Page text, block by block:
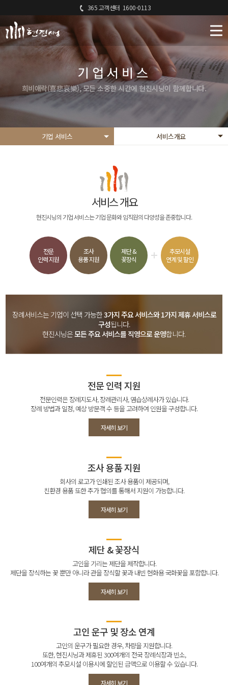
365 고객센터 1600-0113
기업서비스
희비애락(喜悲哀樂), 모든 소중한 시간에 현진시닝이 함께합니다.
기업 서비스 서비스개요
서비스 개요
현진시닝의 기업 서비스는 기업 문화와 임직원의 다양성을 존중합니다.
전문
인력 지원
조사
용품 지원
제단 &
꽃장식
추모시설
연계 및 할인
장례서비스는 기업이 선택 가능한3가지 주요 서비스와 1가지 제휴 서비스로
구성됩니다.
현진시닝은모든 주요 서비스를 직영으로 운영합니다.
전문 인력 지원
전문인력은 장례지도사, 장례관리사, 염습상례사가 있습니다.
장례 방법과 일정, 예상 방문객 수 등을 고려하여 인원을 구성합니다.
자세히 보기
조사 용품 지원
회사의 로고가 인쇄된 조사 용품이 제공되며,
친환경 용품 또한 추가 협의를 통해서 지원이 가능합니다.
자세히 보기
제단 & 꽃장식
고인을 기리는 제단을 제작합니다.
제단을 장식하는 꽃 뿐만 아니라 관을 장식할 꽃과 내빈 헌화용 국화꽃을 포함합니다.
자세히 보기
고인 운구 및 장소 연계
고인의 운구가 필요한 경우, 차량을 지원합니다.
또한, 현진시닝과 제휴된 300여개의 전국 장례식장과 빈소,
100여개의 추모시설 이용시에 할인된 금액으로 이용할 수 있습니다.
자세히 보기